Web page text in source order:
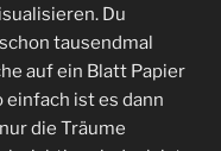
Du
tausendmal
auf ein Blatt Papier
einfach ist es dann
die Träume